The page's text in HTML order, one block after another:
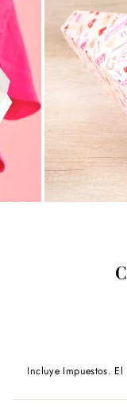
Incluye Impuestos. El